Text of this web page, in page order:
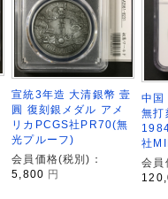
宣統3年造 大清銀幣 壹
圓 復刻銀メダル アメ
リカPCGS社PR70(無
光プルーフ)
会員価格(税別)：
5,800 円
中国
無打
社
会員